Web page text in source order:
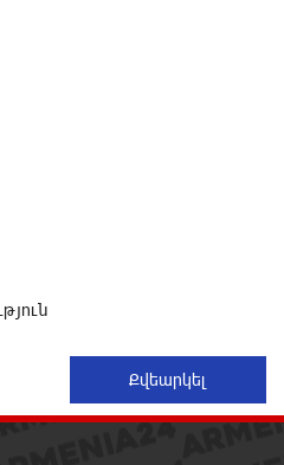
տվյալները»․ IDBank-ը
ժողովրդի քվեն.